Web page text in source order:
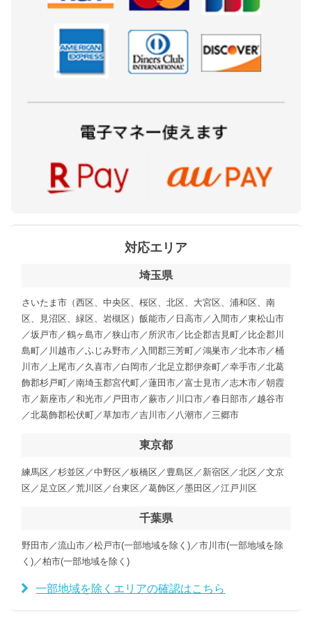
対応エリア
埼玉県
さいたま市（西区、中央区、桜区、北区、大宮区、浦和区、南
区、見沼区、緑区、岩槻区）飯能市／日高市／入間市／東松山市
／坂戸市／鶴ヶ島市／狭山市／所沢市／比企郡吉見町／比企郡川
島町／川越市／ふじみ野市／入間郡三芳町／鴻巣市／北本市／桶
川市／上尾市／久喜市／白岡市／北足立郡伊奈町／幸手市／北葛
飾郡杉戸町／南埼玉郡宮代町／蓮田市／富士見市／志木市／朝霞
市／新座市／和光市／戸田市／蕨市／川口市／春日部市／越谷市
／北葛飾郡松伏町／草加市／吉川市／八潮市／三郷市
東京都
練馬区／杉並区／中野区／板橋区／豊島区／新宿区／北区／文京
区／足立区／荒川区／台東区／葛飾区／墨田区／江戸川区
千葉県
野田市／流山市／松戸市(一部地域を除く)／市川市(一部地域を除
く)／柏市(一部地域を除く)
一部地域を除くエリアの確認はこちら